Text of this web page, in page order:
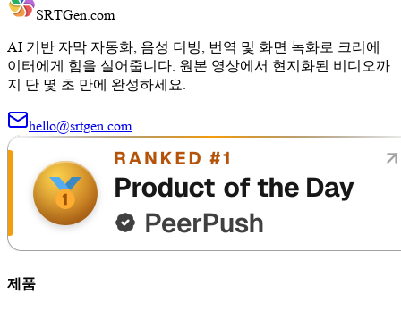
SRTGen.com
AI 기반 자막 자동화, 음성 더빙, 번역 및 화면 녹화로 크리에
이터에게 힘을 실어줍니다. 원본 영상에서 현지화된 비디오까
지 단 몇 초 만에 완성하세요.
hello@srtgen.com
제품